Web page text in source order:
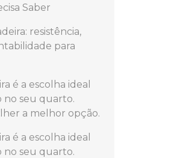
Saber
resistência,
para
é a escolha ideal
no seu quarto.
a melhor opção.
é a escolha ideal
no seu quarto.